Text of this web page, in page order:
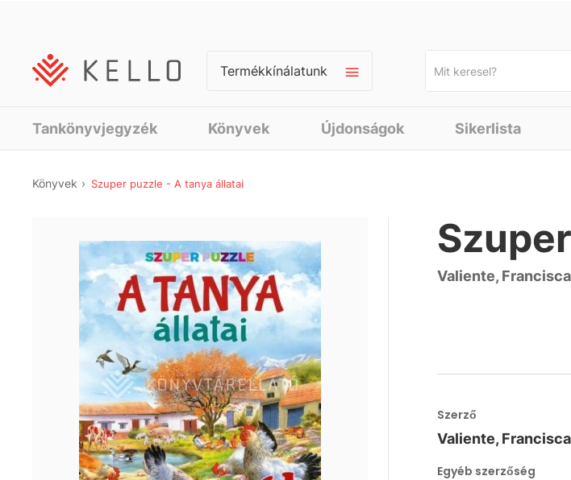
Termékkínálatunk
Tankönyvjegyzék Könyvek Újdonságok Sikerlista
Könyvek Szuper puzzle - A tanya állatai
Valiente, Francisca
Szerző
Valiente, Francisca
Egyéb szerzőség